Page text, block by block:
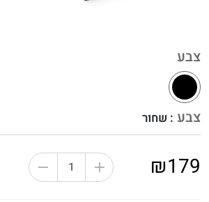
צבע
צבע : שחור
₪179